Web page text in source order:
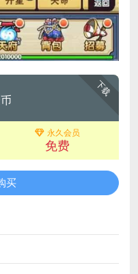
下载
永久会员
免费
买